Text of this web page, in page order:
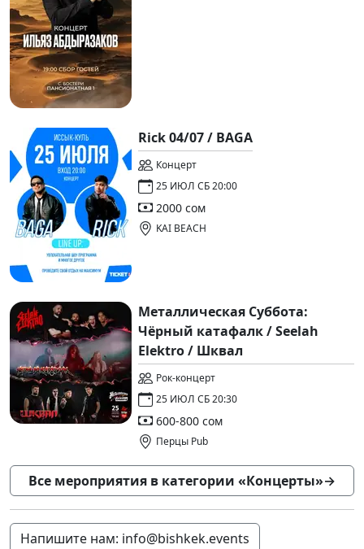
Rick 04/07 / BAGA
Концерт
25 ИЮЛ СБ 20:00
2000 сом
KAI BEACH
Металлическая Суббота:
Чёрный катафалк / Seelah
Elektro / Шквал
Рок-концерт
25 ИЮЛ СБ 20:30
600-800 сом
Перцы Pub
Все мероприятия в категории «Концерты»→
Напишите нам: info@bishkek.events